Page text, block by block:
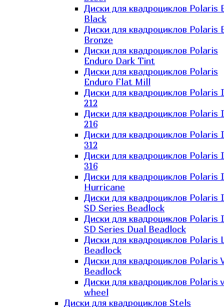
Диски для квадроциклов Polaris
Black
Диски для квадроциклов Polaris
Bronze
Диски для квадроциклов Polaris
Enduro Dark Tint
Диски для квадроциклов Polaris
Enduro Flat Mill
Диски для квадроциклов Polaris
212
Диски для квадроциклов Polaris
216
Диски для квадроциклов Polaris
312
Диски для квадроциклов Polaris
316
Диски для квадроциклов Polaris
Hurricane
Диски для квадроциклов Polaris
SD Series Beadlock
Диски для квадроциклов Polaris
SD Series Dual Beadlock
Диски для квадроциклов Polaris
Beadlock
Диски для квадроциклов Polaris
Beadlock
Диски для квадроциклов Polaris
wheel
Диски для квадроциклов Stels